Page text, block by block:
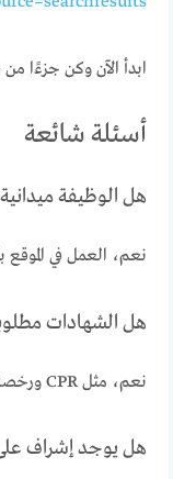
ابدأ الآن وكن جزءًا
أسئلة شائعة
هل الوظيفة
نعم، العمل في الموقع
هل الشهادات
نعم، مثل CPR ورخصة الأمن
هل يوجد إشراف